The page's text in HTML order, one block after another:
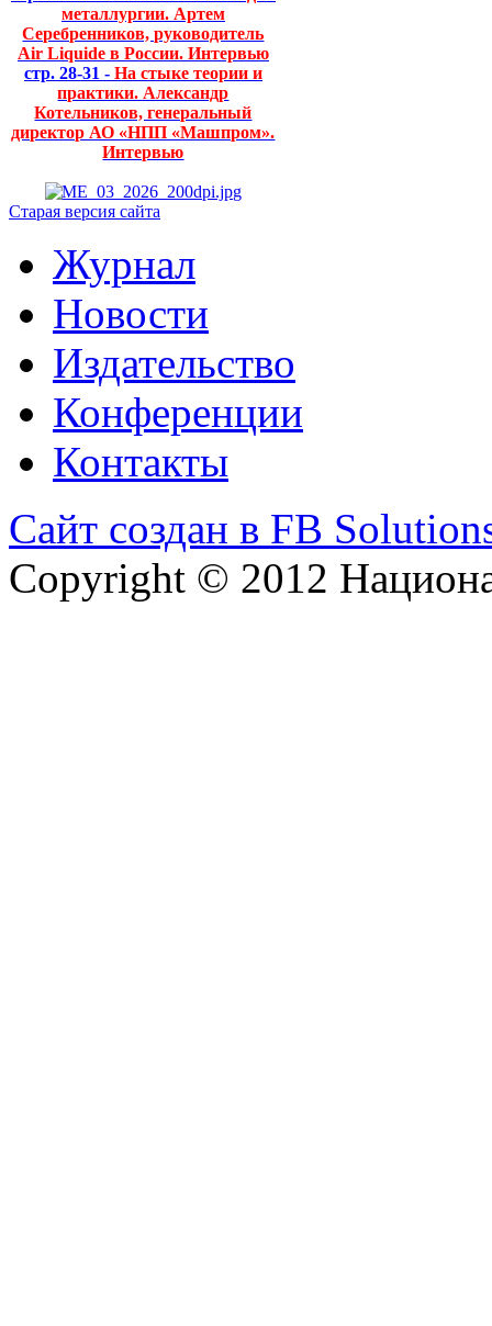
металлургии. Артем
Серебренников, руководитель
Air Liquide в России. Интервью
стр. 28-31 - На стыке теории и
практики. Александр
Котельников, генеральный
директор АО «НПП «Машпром».
Интервью
Старая версия сайта
Журнал
Новости
Издательство
Конференции
Контакты
Сайт создан в FB
Copyright © 2012